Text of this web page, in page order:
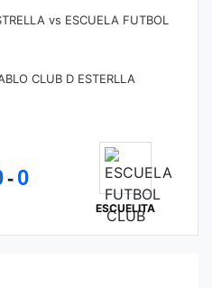
vs ESCUELA FUTBOL
CLUB D ESTERLLA
- 0
ESCUELITA